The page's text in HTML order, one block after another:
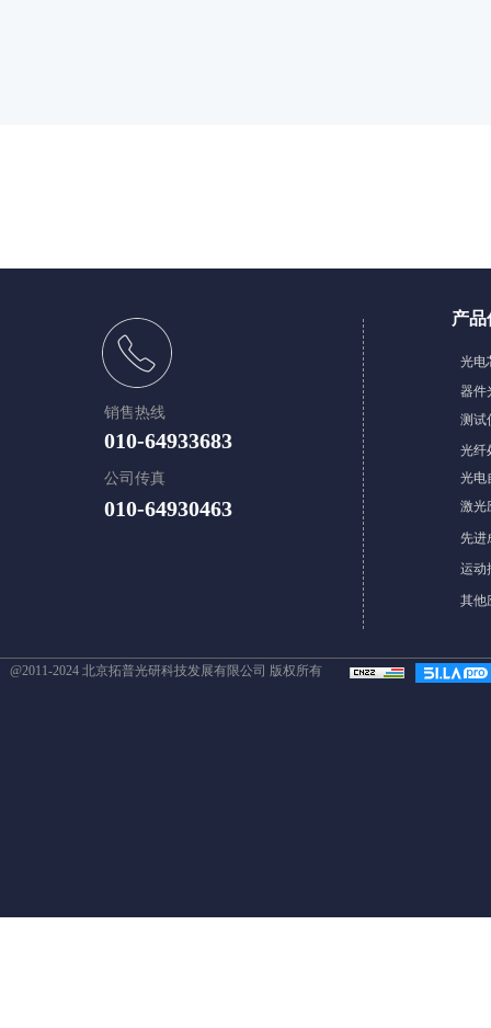
光电
@2011-2024 北京拓普光研科技发展有限公司 版权所有
先进
公司传真
010-64933683
010-64930463
产品
销售热线
器件
测试
光纤
运动
光电
激光
其他